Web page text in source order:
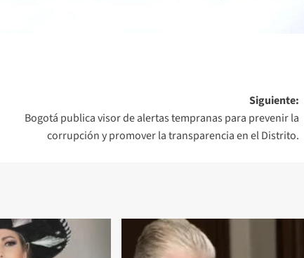
Siguiente:
Bogotá publica visor de alertas tempranas para prevenir la
corrupción y promover la transparencia en el Distrito.